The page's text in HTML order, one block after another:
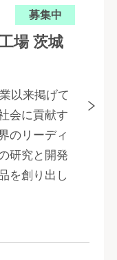
募集中
場 茨城
以来掲げて
会に貢献す
のリーディ
研究と開発
を創り出し